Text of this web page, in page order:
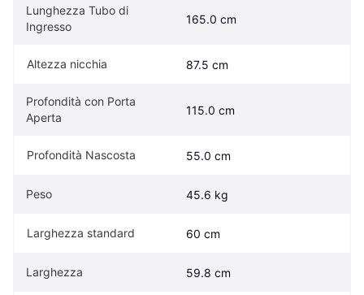
Lunghezza Tubo di
Ingresso
165.0 cm
Altezza nicchia 87.5 cm
Profondità con Porta
Aperta
115.0 cm
Profondità Nascosta 55.0 cm
Peso 45.6 kg
Larghezza standard 60 cm
Larghezza 59.8 cm